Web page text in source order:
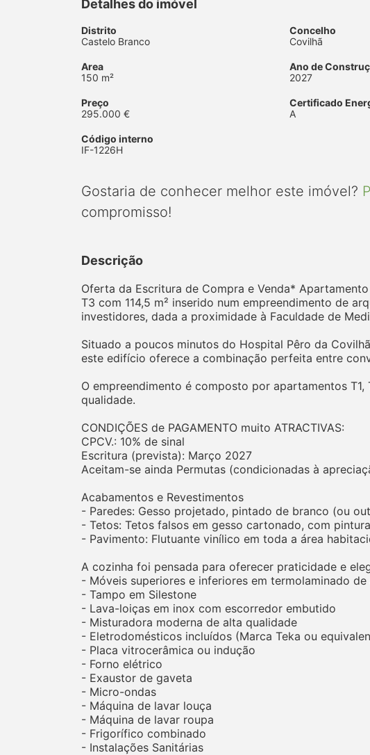
Detalhes do imóvel
Distrito
Castelo Branco
Concelho
Covilhã
Area
150 m²
Ano de
2027
Preço
295.000 €
Certificado
A
Código interno
IF-1226H
Gostaria de conhecer melhor este imóvel?
compromisso!
Descrição
Oferta da Escritura de Compra e Venda*
T3 com 114,5 m² inserido num empreendimento de
investidores, dada a proximidade à Faculdade de
Situado a poucos minutos do Hospital Pêro da
este edifício oferece a combinação perfeita entre
O empreendimento é composto por apartamentos
qualidade.
CONDIÇÕES de PAGAMENTO muito ATRACTIVAS:
CPCV.: 10% de sinal
Escritura (prevista): Março 2027
Aceitam-se ainda Permutas (condicionadas à
Acabamentos e Revestimentos
- Paredes: Gesso projetado, pintado de branco (ou
- Tetos: Tetos falsos em gesso cartonado, com
- Pavimento: Flutuante vinílico em toda a área
A cozinha foi pensada para oferecer praticidade e
- Móveis superiores e inferiores em termolaminado
- Tampo em Silestone
- Lava-loiças em inox com escorredor embutido
- Misturadora moderna de alta qualidade
- Eletrodomésticos incluídos (Marca Teka ou
- Placa vitrocerâmica ou indução
- Forno elétrico
- Exaustor de gaveta
- Micro-ondas
- Máquina de lavar louça
- Máquina de lavar roupa
- Frigorífico combinado
- Instalações Sanitárias